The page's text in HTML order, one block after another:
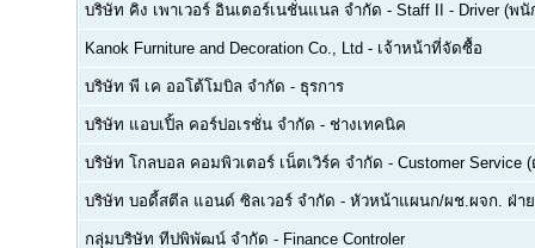
บริษัท คิง เพาเวอร์ อินเตอร์เนชั่นแนล จำกัด - Staff II - Driver (พ
Kanok Furniture and Decoration Co., Ltd - เจ้าหน้าที่จัดซื้อ
บริษัท พี เค ออโต้โมบิล จำกัด - ธุรการ
บริษัท แอบเปิ้ล คอร์ปอเรชั่น จำกัด - ช่างเทคนิค
บริษัท โกลบอล คอมพิวเตอร์ เน็ตเวิร์ค จำกัด - Customer Service
บริษัท บอดี้สตีล แอนด์ ซิลเวอร์ จำกัด - หัวหน้าแผนก/ผช.ผจก. ฝ่า
กลุ่มบริษัท ทีปพิพัฒน์ จำกัด - Finance Controler